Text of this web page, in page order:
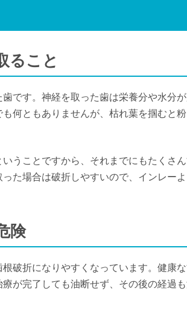
ること
です。神経を取った歯は栄養分や水分
何ともありませんが、枯れ葉を掴むと
うことですから、それまでにもたくさ
た場合は破折しやすいので、インレー
険
破折になりやすくなっています。健康な
が完了しても油断せず、その後の経過